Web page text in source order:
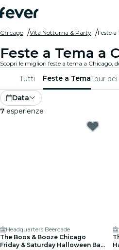
Chicago Vita Notturna & Party Feste a
Feste a Tema a
Tutti Feste a TemaTour
Data
7 esperienze
Headquarters Beercade
The Boos & Booze Chicago
Friday & Saturday Halloween Bar